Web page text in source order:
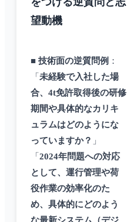
望動機
■ 技術面の逆質問例 ：
「 未経験で入社した場
合、4t免許取得後の研修
期間や具体的なカリキ
ュラムはどのようにな
っていますか？ 」
「 2024年問題への対応
として、運行管理や荷
役作業の効率化のた
め、具体的にどのよう